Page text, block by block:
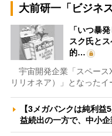
大前研一「ビジネ
「いつ暴
スク氏と
的…
宇宙開発企業「スペース
リリオネア）」となった
【3メガバンクは純利
益続出の一方で、中小